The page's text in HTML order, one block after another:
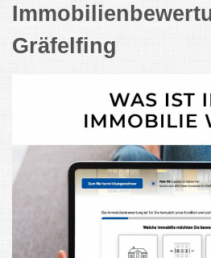
Gräfelfing